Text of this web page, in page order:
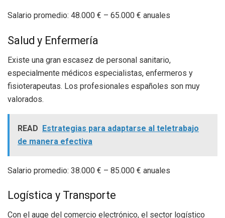
Salario promedio: 48.000 € – 65.000 € anuales
Salud y Enfermería
Existe una gran escasez de personal sanitario,
especialmente médicos especialistas, enfermeros y
fisioterapeutas. Los profesionales españoles son muy
valorados.
READ Estrategias para adaptarse al teletrabajo
de manera efectiva
Salario promedio: 38.000 € – 85.000 € anuales
Logística y Transporte
Con el auge del comercio electrónico, el sector logístico